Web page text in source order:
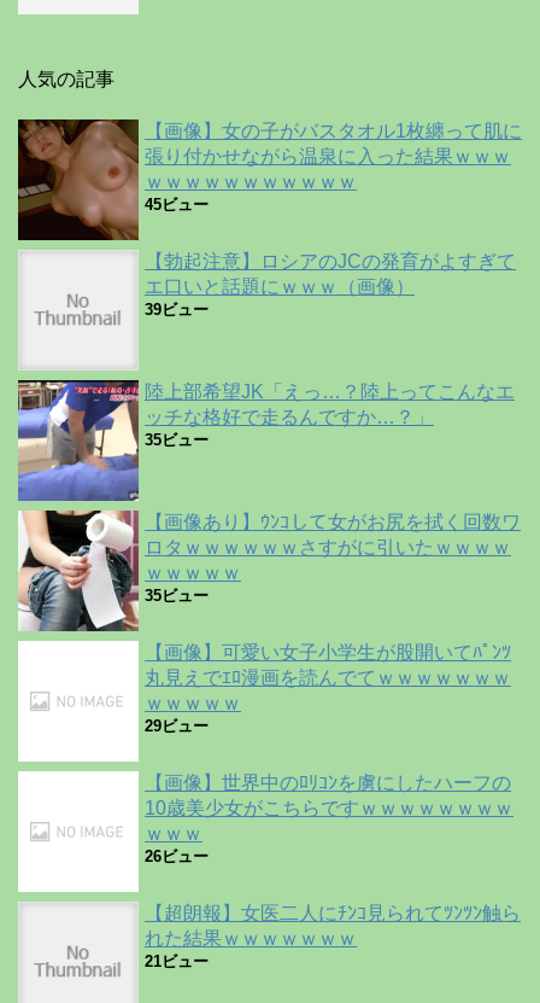
人気の記事
【画像】女の子がバスタオル1枚纏って肌に
張り付かせながら温泉に入った結果ｗｗｗ
ｗｗｗｗｗｗｗｗｗｗｗ
45ビュー
【勃起注意】ロシアのJCの発育がよすぎて
エ口いと話題にｗｗｗ（画像）
39ビュー
陸上部希望JK「えっ…？陸上ってこんなエ
ッチな格好で走るんですか…？」
35ビュー
【画像あり】ｳﾝｺして女がお尻を拭く回数ワ
ロタｗｗｗｗｗｗさすがに引いたｗｗｗｗ
ｗｗｗｗｗ
35ビュー
【画像】可愛い女子小学生が股開いてﾊﾟﾝﾂ
丸見えでｴﾛ漫画を読んでてｗｗｗｗｗｗｗ
ｗｗｗｗｗ
29ビュー
【画像】世界中のﾛﾘｺﾝを虜にしたハーフの
10歳美少女がこちらですｗｗｗｗｗｗｗｗ
ｗｗｗ
26ビュー
【超朗報】女医二人にﾁﾝｺ見られてﾂﾝﾂﾝ触ら
れた結果ｗｗｗｗｗｗｗ
21ビュー